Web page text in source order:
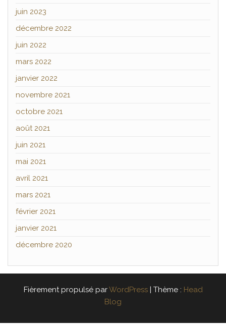
juin 2023
décembre 2022
juin 2022
mars 2022
janvier 2022
novembre 2021
octobre 2021
août 2021
juin 2021
mai 2021
avril 2021
mars 2021
février 2021
janvier 2021
décembre 2020
Fièrement propulsé parWordPress | Thème : Head
Blog